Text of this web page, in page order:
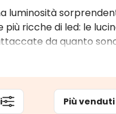
luminosità
ricche di led: le
da quanto
nastro di grande
altre a corrente.
Più venduti